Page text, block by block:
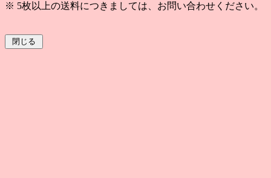
※ 5枚以上の送料につきましては、お問い合わせください。